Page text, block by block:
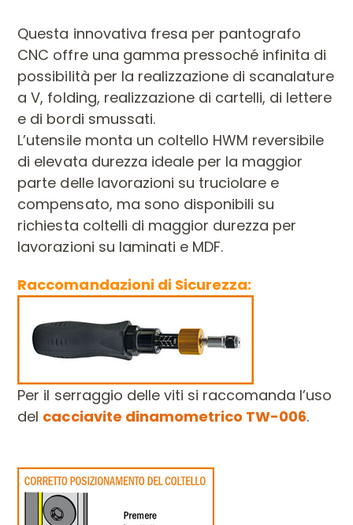
Questa innovativa fresa per pantografo
CNC offre una gamma pressoché infinita di
possibilità per la realizzazione di scanalature
a V, folding, realizzazione di cartelli, di lettere
e di bordi smussati.
L’utensile monta un coltello HWM reversibile
di elevata durezza ideale per la maggior
parte delle lavorazioni su truciolare e
compensato, ma sono disponibili su
richiesta coltelli di maggior durezza per
lavorazioni su laminati e MDF.
Raccomandazioni di Sicurezza:
Per il serraggio delle viti si raccomanda l’uso
del cacciavite dinamometrico TW-006.